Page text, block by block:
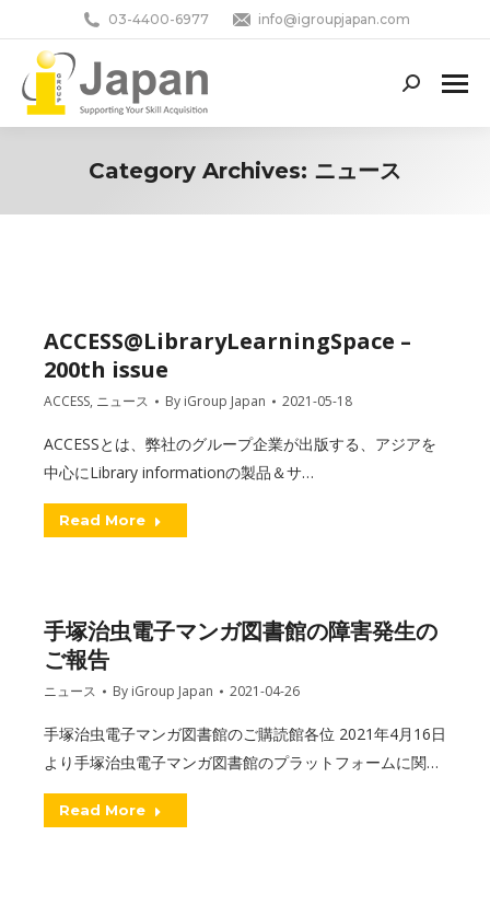
03-4400-6977 info@igroupjapan.com
Search:
Category Archives: ニュース
ACCESS@LibraryLearningSpace –
200th issue
ACCESS, ニュース By iGroup Japan 2021-05-18
ACCESSとは、弊社のグループ企業が出版する、アジアを
中心にLibrary informationの製品＆サ…
Read More
手塚治虫電子マンガ図書館の障害発生の
ご報告
ニュース By iGroup Japan 2021-04-26
手塚治虫電子マンガ図書館のご購読館各位 2021年4月16日
より手塚治虫電子マンガ図書館のプラットフォームに関…
Read More